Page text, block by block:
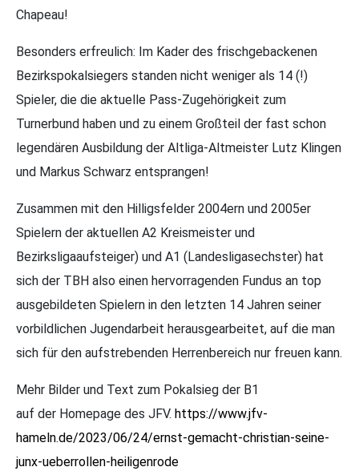
Chapeau!
Besonders erfreulich: Im Kader des frischgebackenen
Bezirkspokalsiegers standen nicht weniger als 14 (!)
Spieler, die die aktuelle Pass-Zugehörigkeit zum
Turnerbund haben und zu einem Großteil der fast schon
legendären Ausbildung der Altliga-Altmeister Lutz Klingen
und Markus Schwarz entsprangen!
Zusammen mit den Hilligsfelder 2004ern und 2005er
Spielern der aktuellen A2 Kreismeister und
Bezirksligaaufsteiger) und A1 (Landesligasechster) hat
sich der TBH also einen hervorragenden Fundus an top
ausgebildeten Spielern in den letzten 14 Jahren seiner
vorbildlichen Jugendarbeit herausgearbeitet, auf die man
sich für den aufstrebenden Herrenbereich nur freuen kann.
Mehr Bilder und Text zum Pokalsieg der B1
auf der Homepage des JFV. https://www.jfv-
hameln.de/2023/06/24/ernst-gemacht-christian-seine-
junx-ueberrollen-heiligenrode